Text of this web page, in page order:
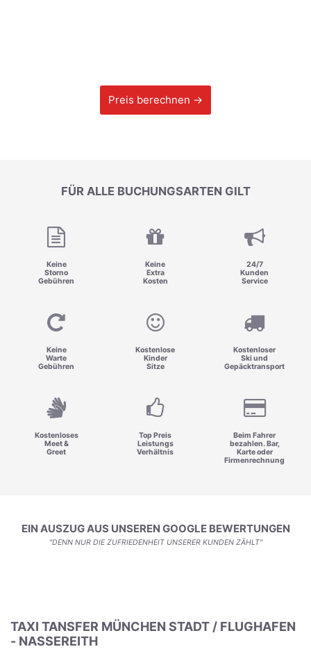
Preis berechnen →
FÜR ALLE BUCHUNGSARTEN GILT
Keine
Storno
Gebühren
Keine
Extra
Kosten
24/7
Kunden
Service
Keine
Warte
Gebühren
Kostenlose
Kinder
Sitze
Kostenloser
Ski und
Gepäcktransport
Kostenloses
Meet &
Greet
Top Preis
Leistungs
Verhältnis
Beim Fahrer
bezahlen. Bar,
Karte oder
Firmenrechnung
EIN AUSZUG AUS UNSEREN GOOGLE BEWERTUNGEN
"DENN NUR DIE ZUFRIEDENHEIT UNSERER KUNDEN ZÄHLT"
TAXI TANSFER MÜNCHEN STADT / FLUGHAFEN
- NASSEREITH